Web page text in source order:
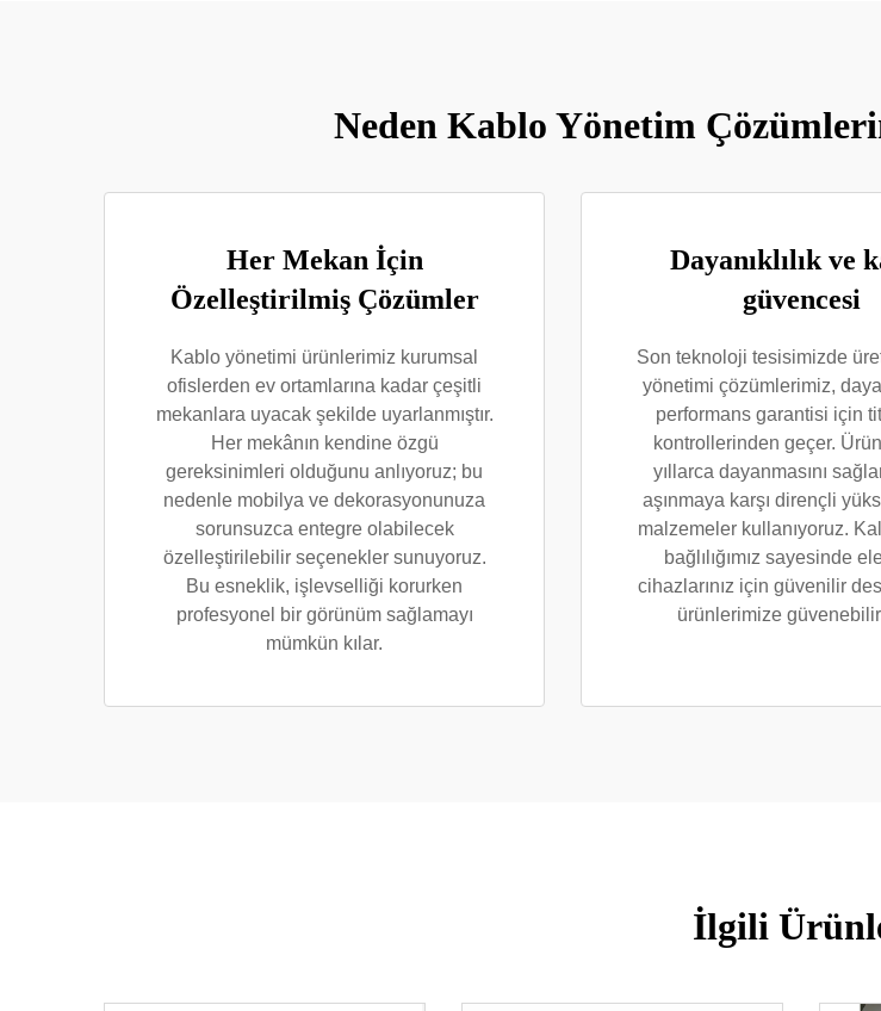
Neden Kablo Yönetim
Her Mekan İçin
Özelleştirilmiş Çözümler
Kablo yönetimi ürünlerimiz kurumsal
ofislerden ev ortamlarına kadar çeşitli
mekanlara uyacak şekilde uyarlanmıştır.
Her mekânın kendine özgü
gereksinimleri olduğunu anlıyoruz; bu
nedenle mobilya ve dekorasyonunuza
sorunsuzca entegre olabilecek
özelleştirilebilir seçenekler sunuyoruz.
Bu esneklik, işlevselliği korurken
profesyonel bir görünüm sağlamayı
mümkün kılar.
Dayanıklılık ve
güvencesi
Son teknoloji tesisimizde
yönetimi çözümlerimiz,
performans garantisi için
kontrollerinden geçer.
yıllarca dayanmasını
aşınmaya karşı dirençli
malzemeler kullanıyoruz.
bağlılığımız sayesinde
cihazlarınız için güvenilir
ürünlerimize
İlgili